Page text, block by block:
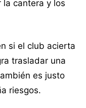
la cantera y los
si el club acierta
trasladar una
es justo
riesgos.